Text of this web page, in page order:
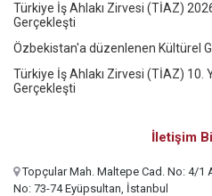
Türkiye İş Ahlakı Zirvesi (TİAZ) 2026
Gerçekleşti
Özbekistan'a düzenlenen Kültürel
Türkiye İş Ahlakı Zirvesi (TİAZ) 10.
Gerçekleşti
İletişim
Topçular Mah. Maltepe Cad. No: 4/1
No: 73-74 Eyüpsultan, İstanbul